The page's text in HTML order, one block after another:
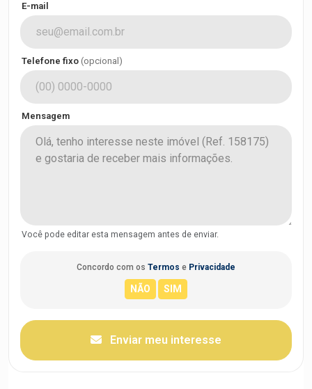
E-mail
Telefone fixo (opcional)
Mensagem
Você pode editar esta mensagem antes de enviar.
Concordo com os Termos e Privacidade
Enviar meu interesse